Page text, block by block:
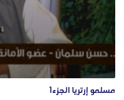
مسلمو إرتريا الجزء1